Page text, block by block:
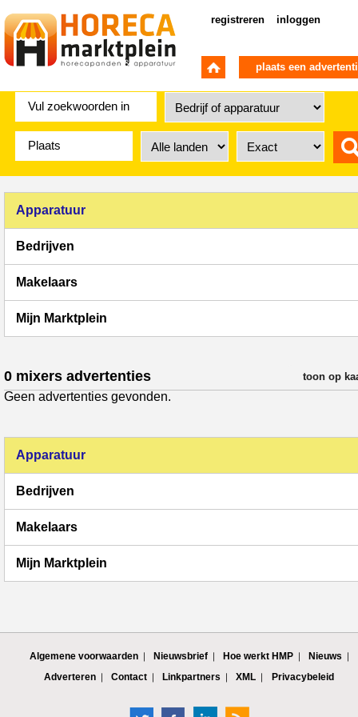
registreren inloggen
plaats een
Apparatuur
Bedrijven
Makelaars
Mijn Marktplein
0 mixers advertenties verfijn
toon op
Geen advertenties gevonden.
Apparatuur
Bedrijven
Makelaars
Mijn Marktplein
Algemene voorwaarden Nieuwsbrief Hoe werkt HMP
Nieuws
Adverteren
Contact Linkpartners XML Privacybeleid